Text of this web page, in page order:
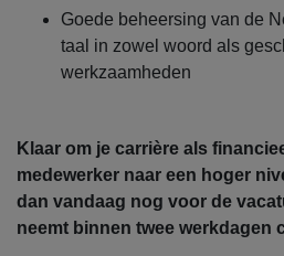
Goede beheersing van de
taal in zowel woord als
werkzaamheden
Klaar om je carrière als
medewerker naar een hoger
dan vandaag nog voor de
neemt binnen twee werkdagen